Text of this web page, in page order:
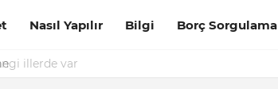
Nasıl Yapılır Bilgi Borç Sorgulama